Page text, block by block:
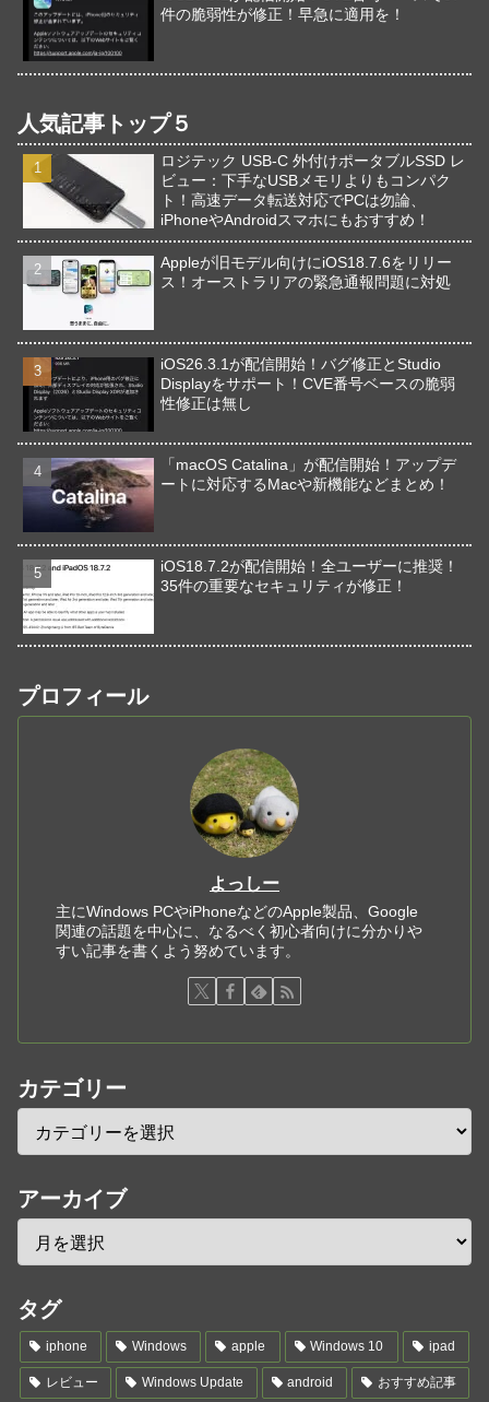
件の脆弱性が修正！早急に適用を！
人気記事トップ５
ロジテック USB-C 外付けポータブルSSD レ
ビュー：下手なUSBメモリよりもコンパク
ト！高速データ転送対応でPCは勿論、
iPhoneやAndroidスマホにもおすすめ！
Appleが旧モデル向けにiOS18.7.6をリリー
ス！オーストラリアの緊急通報問題に対処
iOS26.3.1が配信開始！バグ修正とStudio
Displayをサポート！CVE番号ベースの脆弱
性修正は無し
「macOS Catalina」が配信開始！アップデ
ートに対応するMacや新機能などまとめ！
iOS18.7.2が配信開始！全ユーザーに推奨！
35件の重要なセキュリティが修正！
プロフィール
よっしー
主にWindows PCやiPhoneなどのApple製品、Google
関連の話題を中心に、なるべく初心者向けに分かりや
すい記事を書くよう努めています。
カテゴリー
アーカイブ
タグ
iphone Windows apple Windows 10 ipad
レビュー Windows Update android おすすめ記事